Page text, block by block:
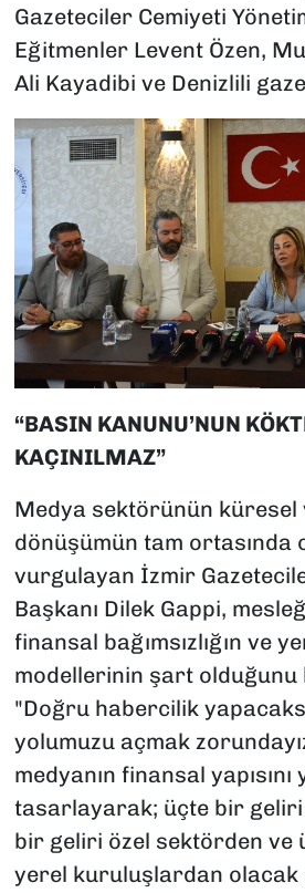
Gazeteciler Cemiyeti
Eğitmenler Levent Özen,
Ali Kayadibi ve Denizlili
“BASIN KANUNU’NUN
KAÇINILMAZ”
Medya sektörünün küresel
dönüşümün tam ortasında
vurgulayan İzmir
Başkanı Dilek Gappi,
finansal bağımsızlığın ve
modellerinin şart olduğunu
"Doğru habercilik
yolumuzu açmak
medyanın finansal yapısını
tasarlayarak; üçte bir geliri
bir geliri özel sektörden ve
yerel kuruluşlardan olacak